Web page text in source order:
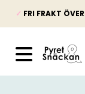
✓ FRI FRAKT